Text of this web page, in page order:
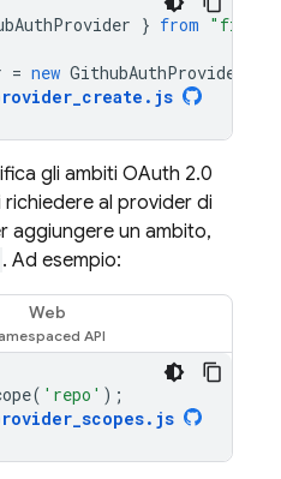
} from
= new GithubAuthProvider
. js
gli ambiti OAuth 2.0
al provider di
aggiungere un ambito,
. Ad esempio:
Web
( 'repo' );
. js